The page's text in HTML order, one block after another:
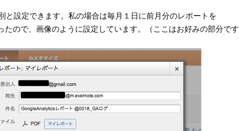
と設定できます。私の場合は毎月１日に前月分のレポートを
たので、画像のように設定しています。（ここはお好みの部分です